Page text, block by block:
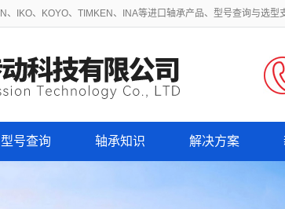
IKO、KOYO、TIMKEN、INA等进口轴承产品、型号查询与选型
型号查询 轴承知识 解决方案